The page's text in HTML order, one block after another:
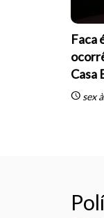
Faca
Casa
schedule sex